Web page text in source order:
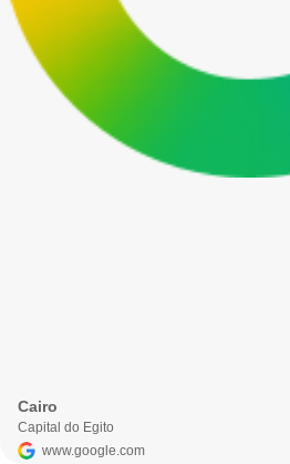
Cairo
Capital do Egito
www.google.com